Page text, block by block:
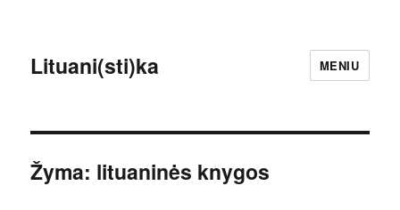
Lituani(sti)ka MENIU
Žyma: lituaninės knygos